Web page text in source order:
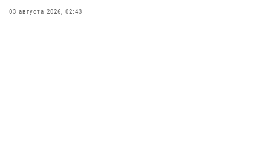
В краевом управлении вневедомственной охраны Росгвардии по
03 августа 2026, 02:43